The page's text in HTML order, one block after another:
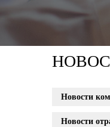
Новости
Новости